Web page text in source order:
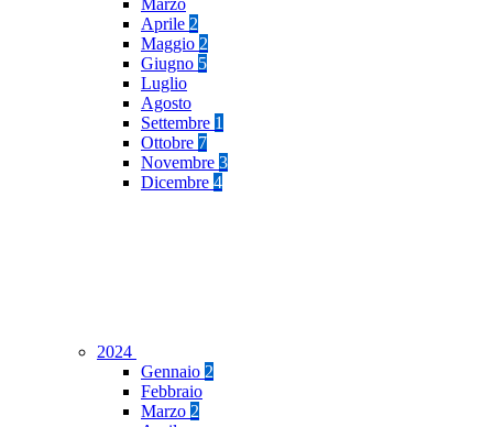
Marzo
Aprile 2
Maggio 2
Giugno 5
Luglio
Agosto
Settembre 1
Ottobre 7
Novembre 3
Dicembre 4
2024
Gennaio 2
Febbraio
Marzo 2